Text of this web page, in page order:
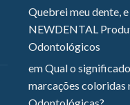
Quebrei meu dente,
NEWDENTAL
Odontológicos
emQual o
marcações coloridas